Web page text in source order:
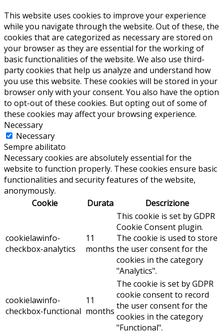
This website uses cookies to improve your experience
while you navigate through the website. Out of these, the
cookies that are categorized as necessary are stored on
your browser as they are essential for the working of
basic functionalities of the website. We also use third-
party cookies that help us analyze and understand how
you use this website. These cookies will be stored in your
browser only with your consent. You also have the option
to opt-out of these cookies. But opting out of some of
these cookies may affect your browsing experience.
Necessary
Necessary
Sempre abilitato
Necessary cookies are absolutely essential for the
website to function properly. These cookies ensure basic
functionalities and security features of the website,
anonymously.
Cookie
Durata Descrizione
cookielawinfo-
checkbox-analytics
11
months
This cookie is set by GDPR
Cookie Consent plugin.
The cookie is used to store
the user consent for the
cookies in the category
"Analytics".
cookielawinfo-
checkbox-functional
11
months
The cookie is set by GDPR
cookie consent to record
the user consent for the
cookies in the category
"Functional".